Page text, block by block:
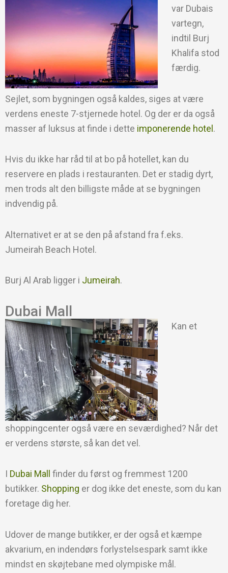
var Dubais
vartegn,
indtil Burj
Khalifa stod
færdig.
Sejlet, som bygningen også kaldes, siges at være
verdens eneste 7-stjernede hotel. Og der er da også
masser af luksus at finde i dette imponerende hotel.
Hvis du ikke har råd til at bo på hotellet, kan du
reservere en plads i restauranten. Det er stadig dyrt,
men trods alt den billigste måde at se bygningen
indvendig på.
Alternativet er at se den på afstand fra f.eks.
Jumeirah Beach Hotel.
Burj Al Arab ligger i Jumeirah.
Dubai Mall
Kan et
shoppingcenter også være en seværdighed? Når det
er verdens største, så kan det vel.
I Dubai Mall finder du først og fremmest 1200
butikker. Shopping er dog ikke det eneste, som du kan
foretage dig her.
Udover de mange butikker, er der også et kæmpe
akvarium, en indendørs forlystelsespark samt ikke
mindst en skøjtebane med olympiske mål.